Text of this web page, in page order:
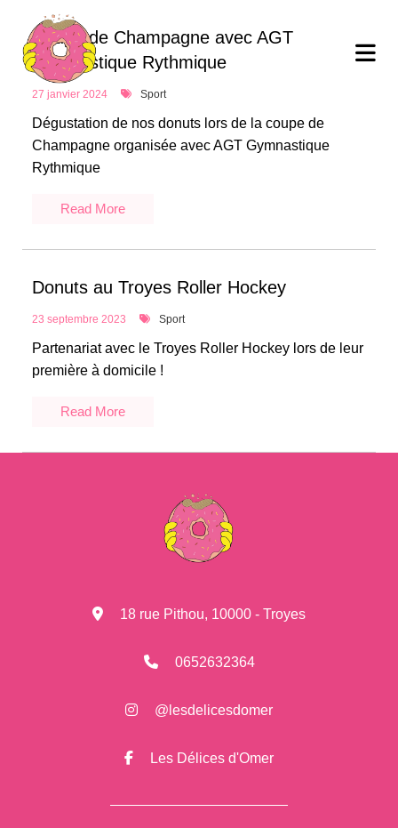
Coupe de Champagne avec AGT
Gymnastique Rythmique
27 janvier 2024 Sport
Dégustation de nos donuts lors de la coupe de
Champagne organisée avec AGT Gymnastique
Rythmique
Read More
Donuts au Troyes Roller Hockey
23 septembre 2023 Sport
Partenariat avec le Troyes Roller Hockey lors de leur
première à domicile !
Read More
18 rue Pithou, 10000 - Troyes
0652632364
@lesdelicesdomer
Les Délices d'Omer